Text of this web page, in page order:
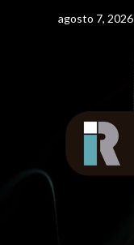
agosto 7, 2026